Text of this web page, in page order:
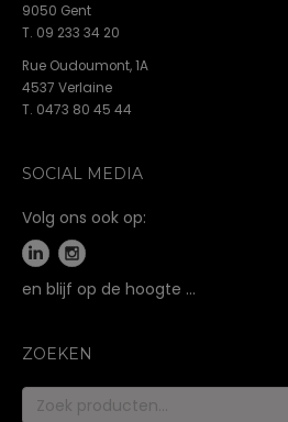
9050 Gent
T. 09 233 34 20
Rue Oudoumont, 1A
4537 Verlaine
T. 0473 80 45 44
SOCIAL MEDIA
Volg ons ook op:
en blijf op de hoogte …
ZOEKEN
Zoeken